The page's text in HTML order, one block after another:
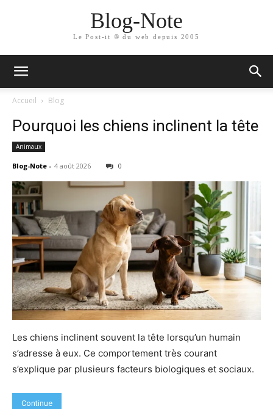
Blog-Note
Le Post-it ® du web depuis 2005
Accueil Blog
Pourquoi les chiens inclinent la tête
Animaux
Blog-Note - 4 août 2026 0
Les chiens inclinent souvent la tête lorsqu’un humain
s’adresse à eux. Ce comportement très courant
s’explique par plusieurs facteurs biologiques et sociaux.
Continue